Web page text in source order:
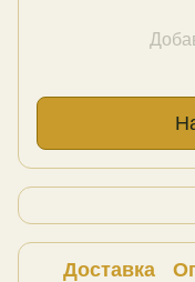
Доставка